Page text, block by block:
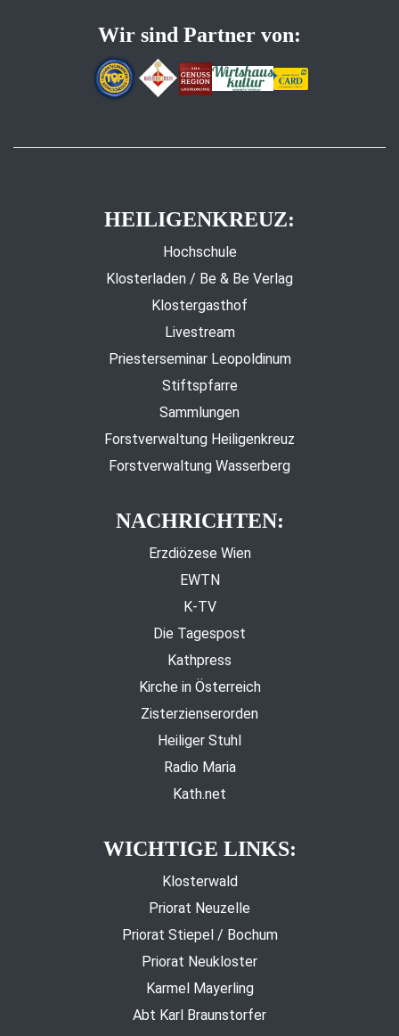
Wir sind Partner von:
HEILIGENKREUZ:
Hochschule
Klosterladen / Be & Be Verlag
Klostergasthof
Livestream
Priesterseminar Leopoldinum
Stiftspfarre
Sammlungen
Forstverwaltung Heiligenkreuz
Forstverwaltung Wasserberg
NACHRICHTEN:
Erzdiözese Wien
EWTN
K-TV
Die Tagespost
Kathpress
Kirche in Österreich
Zisterzienserorden
Heiliger Stuhl
Radio Maria
Kath.net
WICHTIGE LINKS:
Klosterwald
Priorat Neuzelle
Priorat Stiepel / Bochum
Priorat Neukloster
Karmel Mayerling
Abt Karl Braunstorfer